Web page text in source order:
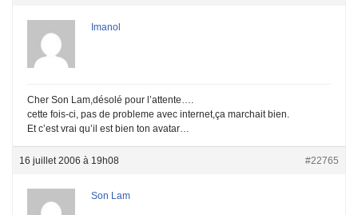
Imanol
Cher Son Lam,désolé pour l’attente….
cette fois-ci, pas de probleme avec internet,ça marchait bien.
Et c’est vrai qu’il est bien ton avatar…
16 juillet 2006 à 19h08 #22765
Son Lam